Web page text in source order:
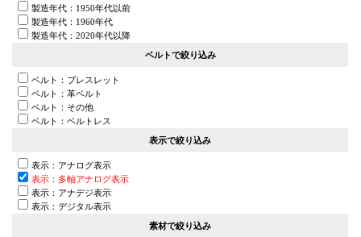
製造年代：1950年代以前
製造年代：1960年代
製造年代：2020年代以降
ベルトで絞り込み
ベルト：ブレスレット
ベルト：革ベルト
ベルト：その他
ベルト：ベルトレス
表示で絞り込み
表示：アナログ表示
表示：多軸アナログ表示
表示：アナデジ表示
表示：デジタル表示
素材で絞り込み